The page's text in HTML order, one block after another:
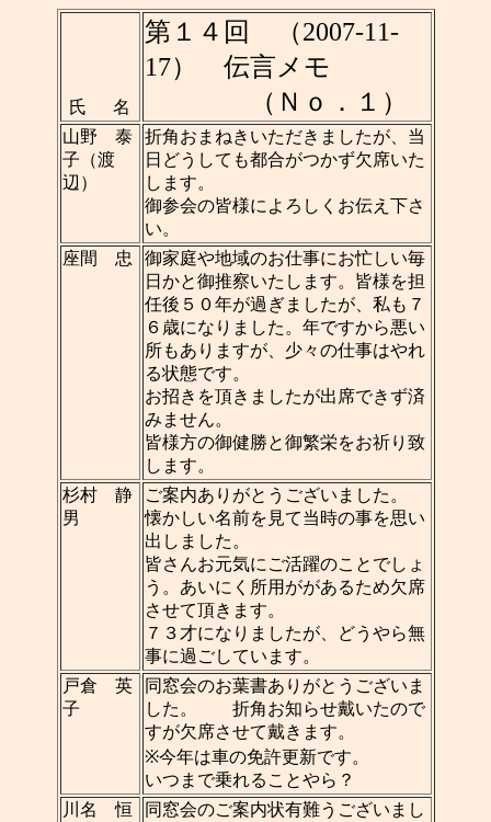
氏 名
第１４回 （2007-11-
17） 伝言メモ
（Ｎｏ．１）
山野 泰
子（渡
辺）
折角おまねきいただきましたが、当
日どうしても都合がつかず欠席いた
します。
御参会の皆様によろしくお伝え下さ
い。
座間 忠
御家庭や地域のお仕事にお忙しい毎
日かと御推察いたします。皆様を担
任後５０年が過ぎましたが、私も７
６歳になりました。年ですから悪い
所もありますが、少々の仕事はやれ
る状態です。
お招きを頂きましたが出席できず済
みません。
皆様方の御健勝と御繁栄をお祈り致
します。
杉村 静
男
ご案内ありがとうございました。
懐かしい名前を見て当時の事を思い
出しました。
皆さんお元気にご活躍のことでしょ
う。あいにく所用ががあるため欠席
させて頂きます。
７３才になりましたが、どうやら無
事に過ごしています。
戸倉 英
子
同窓会のお葉書ありがとうございま
した。 折角お知らせ戴いたので
すが欠席させて戴きます。
※今年は車の免許更新です。
いつまで乗れることやら？
川名 恒
同窓会のご案内状有難うございまし